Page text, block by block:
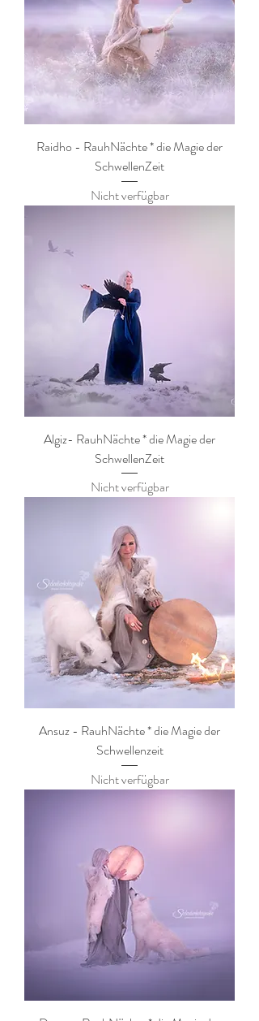
Raidho - RauhNächte * die Magie der
SchwellenZeit
Nicht verfügbar
Algiz- RauhNächte * die Magie der
SchwellenZeit
Nicht verfügbar
Ansuz - RauhNächte * die Magie der
Schwellenzeit
Nicht verfügbar